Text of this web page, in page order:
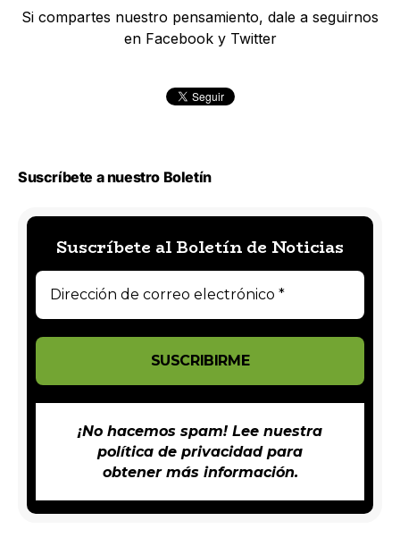
Si compartes nuestro pensamiento, dale a seguirnos
en Facebook y Twitter
Suscríbete a nuestro Boletín
Suscríbete al Boletín de Noticias
¡No hacemos spam! Lee nuestra
política de privacidadpara
obtener más información.